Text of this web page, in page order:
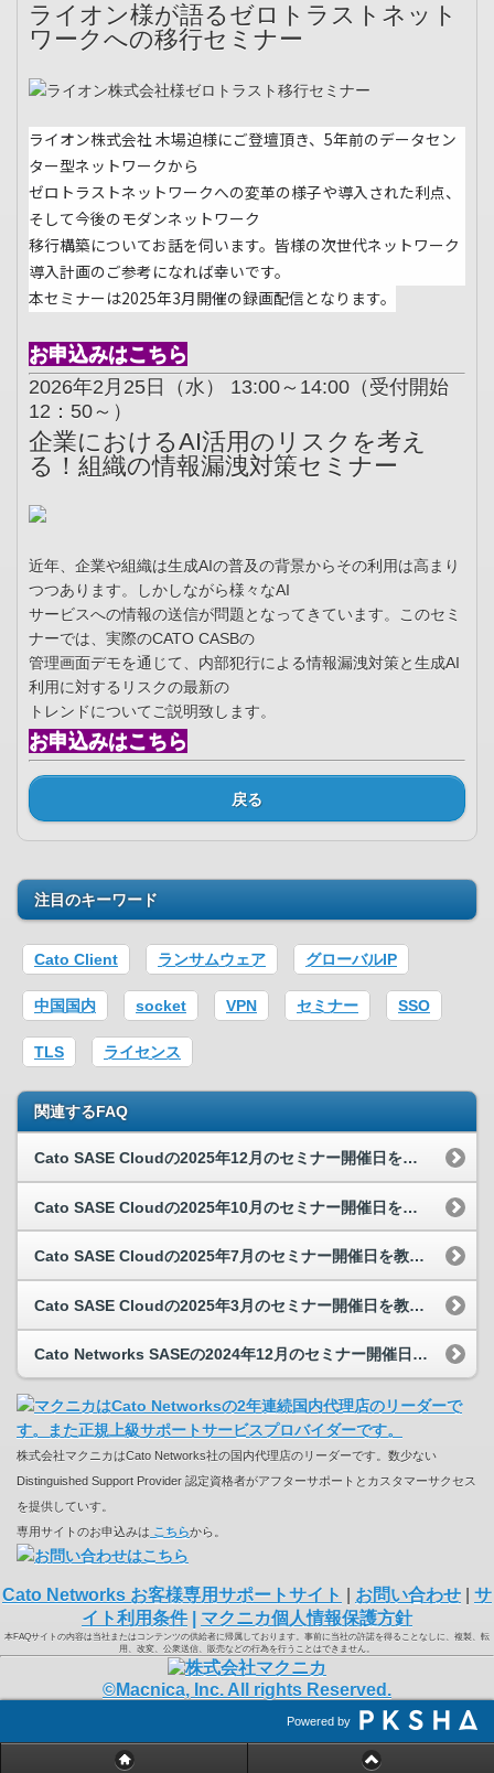
ライオン様が語るゼロトラストネット
ワークへの移行セミナー
ライオン株式会社 木場迫様にご登壇頂き、5年前のデータセン
ター型ネットワークから
ゼロトラストネットワークへの変革の様子や導入された利点、
そして今後のモダンネットワーク
移行構築についてお話を伺います。皆様の次世代ネットワーク
導入計画のご参考になれば幸いです。
本セミナーは2025年3月開催の録画配信となります。
お申込みはこちら
2026年2月25日（水） 13:00～14:00（受付開始
12：50～）
企業におけるAI活用のリスクを考え
る！組織の情報漏洩対策セミナー
近年、企業や組織は生成AIの普及の背景からその利用は高まり
つつあります。しかしながら様々なAI
サービスへの情報の送信が問題となってきています。このセミ
ナーでは、実際のCATO CASBの
管理画面デモを通じて、内部犯行による情報漏洩対策と生成AI
利用に対するリスクの最新の
トレンドについてご説明致します。
お申込みはこちら
戻る
注目のキーワード
Cato Client ランサムウェア グローバルIP
中国国内 socket VPN セミナー SSO
TLS ライセンス
関連するFAQ
Cato SASE Cloudの2025年12月のセミナー開催日を教えてください。
Cato SASE Cloudの2025年10月のセミナー開催日を教えてください。
Cato SASE Cloudの2025年7月のセミナー開催日を教えてください。
Cato SASE Cloudの2025年3月のセミナー開催日を教えてください。
Cato Networks SASEの2024年12月のセミナー開催日を教えてください。
株式会社マクニカはCato Networks社の国内代理店のリーダーです。数少ない
Distinguished Support Provider 認定資格者がアフターサポートとカスタマーサクセス
を提供していす。
専用サイトのお申込みは こちらから。
Cato Networks お客様専用サポートサイト お問い合わせ
サ
イト利用条件| マクニカ個人情報保護方針
本FAQサイトの内容は当社またはコンテンツの供給者に帰属しております。事前に当社の許諾を得ることなしに、複製、転
用、改変、公衆送信、販売などの行為を行うことはできません。
©Macnica, Inc. All rights Reserved.
Powered by